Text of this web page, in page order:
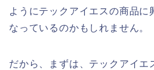
ようにテックアイエスの商品に
なっているのかもしれません。
だから、まずは、テックアイエ